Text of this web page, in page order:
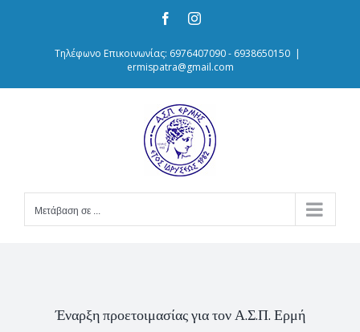
FacebookInstagram
Τηλέφωνο Επικοινωνίας: 6976407090 - 6938650150 |
ermispatra@gmail.com
Μετάβαση σε ...
Έναρξη προετοιμασίας για τον Α.Σ.Π. Ερμή